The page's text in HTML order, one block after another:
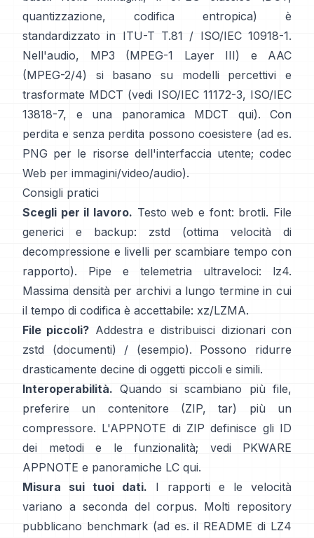
quantizzazione, codifica entropica) è
standardizzato in ITU-T T.81 / ISO/IEC 10918-1.
Nell'audio, MP3 (MPEG-1 Layer III) e AAC
(MPEG-2/4) si basano su modelli percettivi e
trasformate MDCT (vedi ISO/IEC 11172-3, ISO/IEC
13818-7, e una panoramica MDCT qui). Con
perdita e senza perdita possono coesistere (ad es.
PNG per le risorse dell'interfaccia utente; codec
Web per immagini/video/audio).
Consigli pratici
Scegli per il lavoro. Testo web e font: brotli. File
generici e backup:
zstd
(ottima velocità di
decompressione e livelli per scambiare tempo con
rapporto). Pipe e telemetria ultraveloci:
lz4.
Massima densità per archivi a lungo termine in cui
il tempo di codifica è accettabile: xz/LZMA.
File piccoli? Addestra e distribuisci dizionari con
zstd
(documenti) / (esempio). Possono ridurre
drasticamente decine di oggetti piccoli e simili.
Interoperabilità. Quando si scambiano più file,
preferire un contenitore (ZIP, tar) più un
compressore. L'APPNOTE di ZIP definisce gli ID
dei metodi e le funzionalità; vedi
PKWARE
APPNOTE e panoramiche LC qui.
Misura sui tuoi dati. I rapporti e le velocità
variano a seconda del corpus. Molti repository
pubblicano benchmark (ad es. il README di LZ4